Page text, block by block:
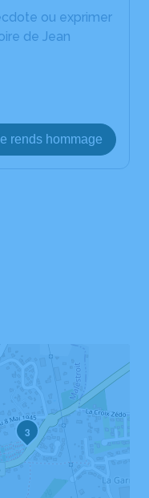
ou exprimer
de Jean
rends hommage
3